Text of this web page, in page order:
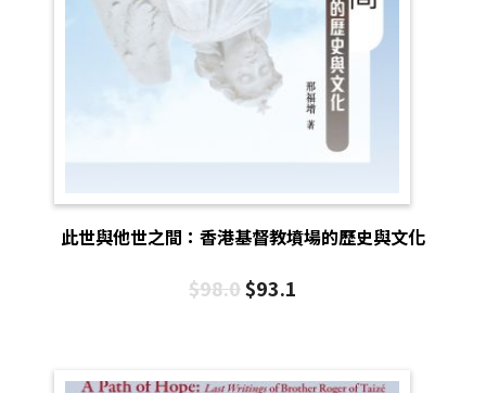
此世與他世之間：香港基督教墳場的歷史與文化
$98.0$93.1